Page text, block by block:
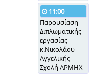
11:00
Παρουσίαση
Διπλωματικής
εργασίας
κ.Νικολάου
Αγγελικής-
Σχολή ΑΡΜΗΧ